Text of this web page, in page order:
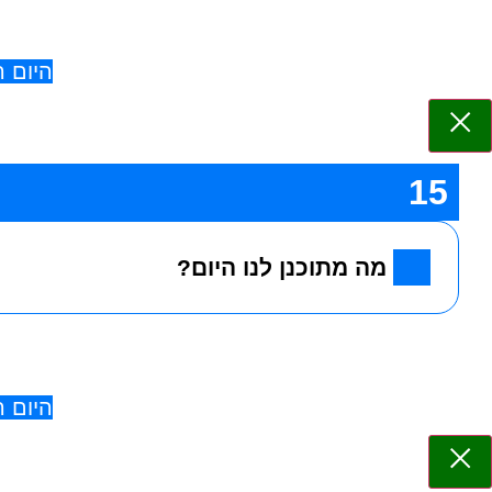
היום
15
מה מתוכנן לנו היום?
היום